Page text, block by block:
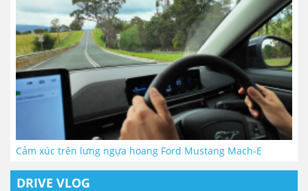
Cảm xúc trên lưng ngựa hoang Ford Mustang Mach-E
DRIVE VLOG